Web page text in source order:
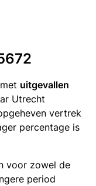
uitgevallen
Utrecht
vertrek
percentage is
voor zowel de
period